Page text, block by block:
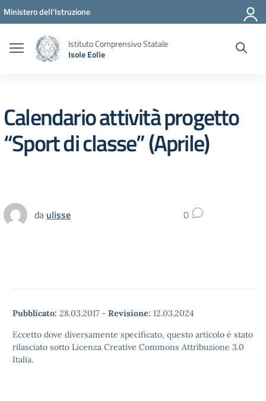
Vai ai contenuti
Vai al menu di navigazione
Vai al footer
Ministero dell'Istruzione
Istituto Comprensivo Statale
Isole Eolie
Calendario attività progetto
“Sport di classe” (Aprile)
da ulisse 0
Pubblicato: 28.03.2017 - Revisione: 12.03.2024
Eccetto dove diversamente specificato, questo articolo è stato
rilasciato sotto Licenza Creative Commons Attribuzione 3.0
Italia.